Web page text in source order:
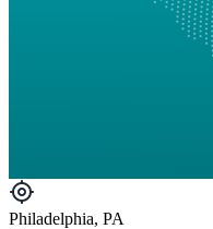
Philadelphia, PA